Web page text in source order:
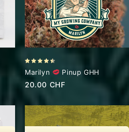
out of 5
Marilyn Pinup GHH
20.00 CHF